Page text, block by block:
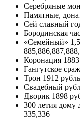
Серебряные
Памятные,
Сей славный
Бородинская
«Семейный»
Коронация
Гангутское
Трон 1912
Свадебный
Дворик 1898
300 летия дому
335,336